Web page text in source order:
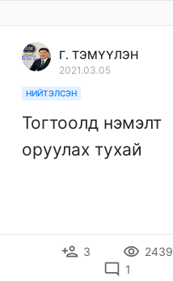
Г. ТЭМҮҮЛЭН
2021.03.05
НИЙТЭЛСЭН
Тогтоолд нэмэлт
оруулах тухай
person_add 3 remove_red_eye 2439
mode_comment 1